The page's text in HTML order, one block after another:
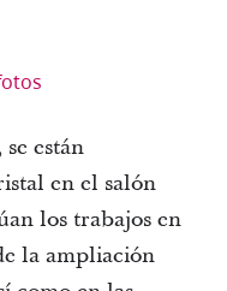
están
en el salón
los trabajos en
la ampliación